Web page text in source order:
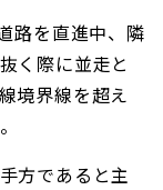
路を直進中、隣
く際に並走と
境界線を超え
方であると主